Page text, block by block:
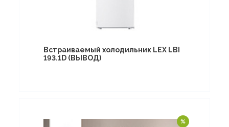
Встраиваемый холодильник LEX LBI
193.1D (ВЫВОД)